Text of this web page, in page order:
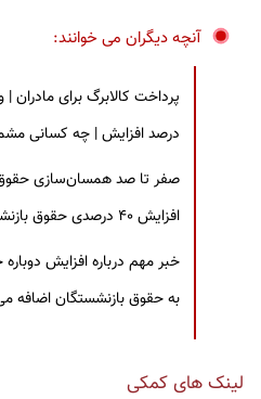
آنچه دیگران می خوانند:
درصد افزایش | چه کسانی
صفر تا صد همسان‌سازی حقوق
افزایش ۴۰ درصدی حقوق بازنشستگان
خبر مهم درباره افزایش
به حقوق بازنشستگان اضافه
لینک های کمکی